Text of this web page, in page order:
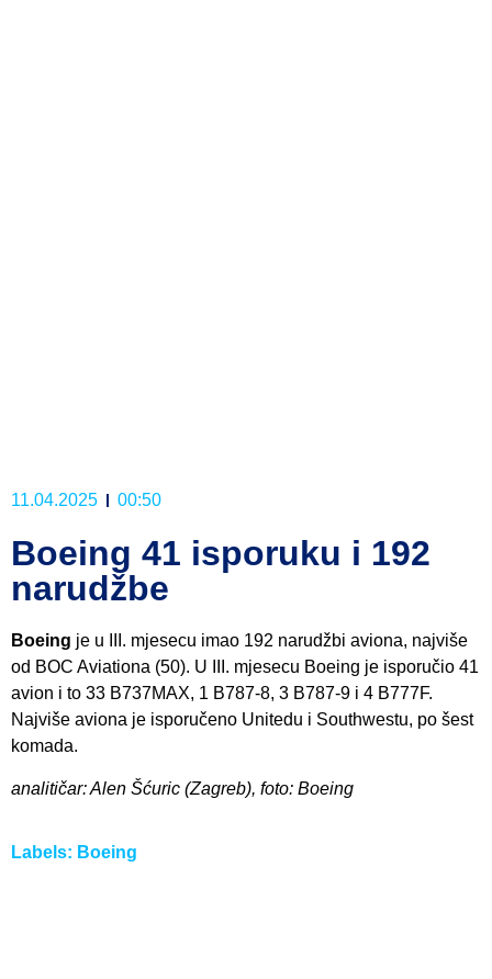
11.04.2025 00:50
Boeing 41 isporuku i 192
narudžbe
Boeing je u III. mjesecu imao 192 narudžbi aviona, najviše
od BOC Aviationa (50). U III. mjesecu Boeing je isporučio 41
avion i to 33 B737MAX, 1 B787-8, 3 B787-9 i 4 B777F.
Najviše aviona je isporučeno Unitedu i Southwestu, po šest
komada.
analitičar: Alen Šćuric (Zagreb), foto: Boeing
Labels: Boeing